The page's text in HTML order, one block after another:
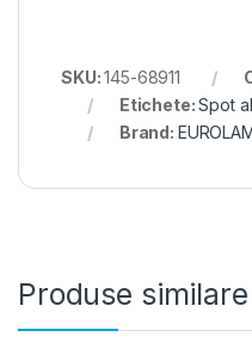
SKU:145-68911
Etichete:Spot
Brand:
Produse similare